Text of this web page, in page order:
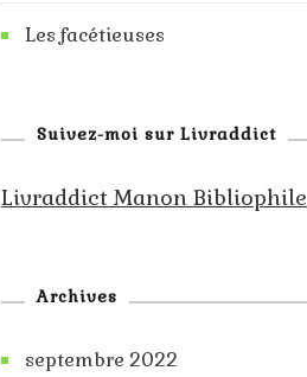
Les facétieuses
Suivez-moi sur Livraddict
Livraddict Manon Bibliophile
Archives
septembre 2022